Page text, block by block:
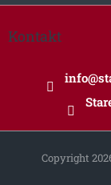
Z
p
Kontakt
info@
Copyright